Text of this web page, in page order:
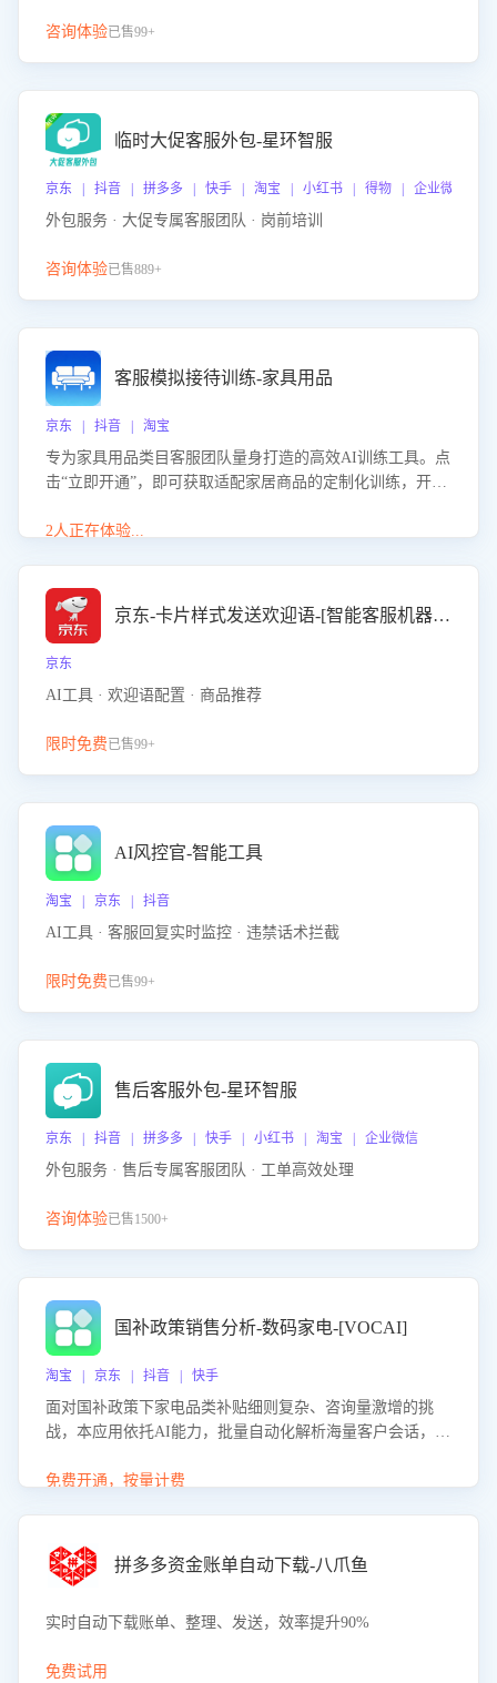
咨询体验已售99+
临时大促客服外包-星环智服
京东 | 抖音 | 拼多多 | 快手 | 淘宝 | 小红书 | 得物 | 企业微信
外包服务 · 大促专属客服团队 · 岗前培训
咨询体验已售889+
客服模拟接待训练-家具用品
京东 | 抖音 | 淘宝
专为家具用品类目客服团队量身打造的高效AI训练工具。点
击“立即开通”，即可获取适配家居商品的定制化训练，开启
能、尺寸参数咨询等高频场景下的专业应对能力。
2人正在体验...
京东-卡片样式发送欢迎语-[智能客服机器人]
京东
AI工具 · 欢迎语配置 · 商品推荐
限时免费已售99+
AI风控官-智能工具
淘宝 | 京东 | 抖音
AI工具 · 客服回复实时监控 · 违禁话术拦截
限时免费已售99+
售后客服外包-星环智服
京东 | 抖音 | 拼多多 | 快手 | 小红书 | 淘宝 | 企业微信
外包服务 · 售后专属客服团队 · 工单高效处理
咨询体验已售1500+
国补政策销售分析-数码家电-[VOCAI]
淘宝 | 京东 | 抖音 | 快手
面对国补政策下家电品类补贴细则复杂、咨询量激增的挑
战，本应用依托AI能力，批量自动化解析海量客户会话，精
购买意向，深度洞察决策动因。同时全面评估客服团队政策
度、客服转化能力及销售业绩。
免费开通，按量计费
拼多多资金账单自动下载-八爪鱼
实时自动下载账单、整理、发送，效率提升90%
免费试用